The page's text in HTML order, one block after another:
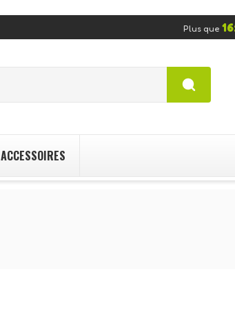
Plus que
ACCESSOIRES